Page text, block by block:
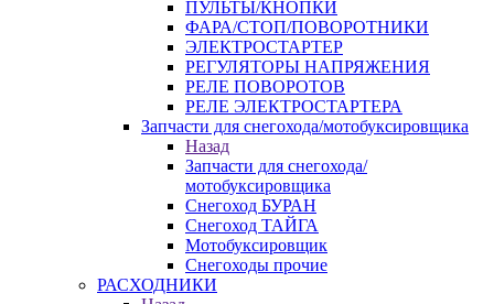
ПУЛЬТЫ/КНОПКИ
ФАРА/СТОП/ПОВОРОТНИКИ
ЭЛЕКТРОСТАРТЕР
РЕГУЛЯТОРЫ НАПРЯЖЕНИЯ
РЕЛЕ ПОВОРОТОВ
РЕЛЕ ЭЛЕКТРОСТАРТЕРА
Запчасти для снегохода/мотобуксировщика
Назад
Запчасти для снегохода/
мотобуксировщика
Снегоход БУРАН
Снегоход ТАЙГА
Мотобуксировщик
Снегоходы прочие
РАСХОДНИКИ